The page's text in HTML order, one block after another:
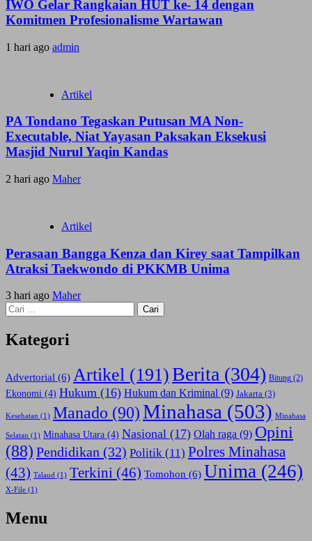
IWO Gelar Rangkaian HUT ke- 14 dengan
Komitmen Profesionalisme Wartawan
1 hari ago admin
Artikel
PA Tondano Tegaskan Putusan MA Non-
Executable, Niat Yayasan Paksakan Eksekusi
Masjid Nurul Yaqin Kandas
2 hari ago Maher
Artikel
Perasaan Bangga Kenza dan Kirey saat Tampilkan
Atraksi Taekwondo di PKKMB Unima
3 hari ago Maher
Cari
untuk:
Kategori
Advertorial (6) Artikel (191)Berita (304) Bitung (2)
Ekonomi (4) Hukum (16) Hukum dan Kriminal (9) Jakarta (3)
Kesehatan (1) Manado (90) Minahasa (503) Minahasa
Selatan (1) Minahasa Utara (4) Nasional (17) Olah raga (9) Opini
(88) Pendidikan (32) Politik (11) Polres Minahasa
(43) Talaud (1) Terkini (46) Tomohon (6) Unima (246)
X-File (1)
Menu